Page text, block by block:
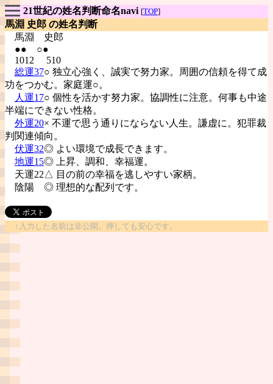
21世紀の姓名判断命名navi [TOP]
馬淵 史郎 の姓名判断
馬淵
史郎
●● ○●
1012 510
総運37○ 独立心強く、誠実で努力家。周囲の信頼を得て成
功をつかむ。家庭運○。
人運17○ 個性を活かす努力家。協調性に注意。何事も中途
半端にできない性格。
外運20× 不運で思う通りにならない人生。謙虚に。犯罪裁
判関連傾向。
伏運32◎ よい環境で成長できます。
地運15◎ 上昇、調和、幸福運。
天運22△ 目の前の幸福を逃しやすい家柄。
陰陽 ◎ 理想的な配列です。
↑入力した名前は非公開。押しても安心です。